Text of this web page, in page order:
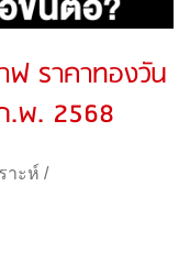
ฟ ราคาทองวัน
.พ. 2568
าะห์ /